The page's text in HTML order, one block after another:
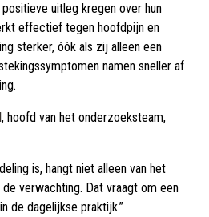
uitleg kregen over hun
effectief tegen hoofdpijn en
sterker, óók als zij alleen een
namen sneller af
, hoofd van het onderzoeksteam,
is, hangt niet alleen van het
verwachting. Dat vraagt om een
de dagelijkse praktijk.”